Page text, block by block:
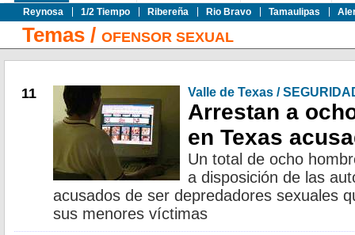
Reynosa
1/2 Tiempo Ribereña Rio Bravo Tamaulipas
Temas / OFENSOR SEXUAL
11 Valle de Texas /
Arrestan a
en Texas
Un total de ocho
a disposición de las
acusados de ser depredadores sexuales
sus menores víctimas